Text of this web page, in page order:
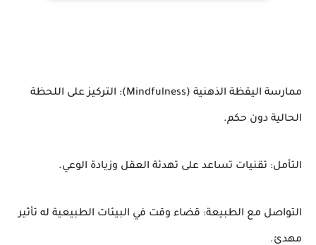
ممارسة اليقظة الذهنية (Mindfulness): التركيز على اللحظة
الحالية دون حكم.
التأمل: تقنيات تساعد على تهدئة العقل وزيادة الوعي.
التواصل مع الطبيعة: قضاء وقت في البيئات الطبيعية له تأثير
مهدئ.